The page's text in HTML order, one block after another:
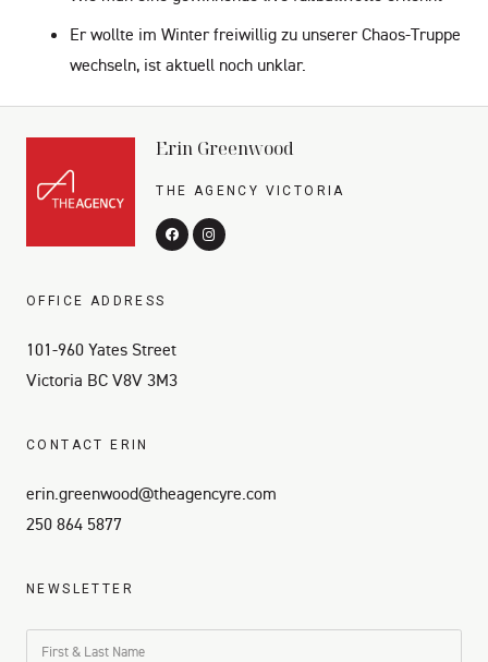
Er wollte im Winter freiwillig zu unserer Chaos-Truppe
wechseln, ist aktuell noch unklar.
Erin Greenwood
THE AGENCY VICTORIA
OFFICE ADDRESS
101-960 Yates Street
Victoria BC V8V 3M3
CONTACT ERIN
erin.greenwood@theagencyre.com
250 864 5877
NEWSLETTER